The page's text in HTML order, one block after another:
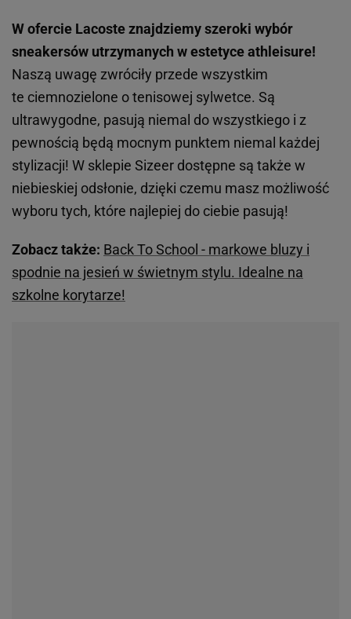
W ofercie Lacoste znajdziemy szeroki wybór
sneakersów utrzymanych w estetyce athleisure!
Naszą uwagę zwróciły przede wszystkim
te ciemnozielone o tenisowej sylwetce. Są
ultrawygodne, pasują niemal do wszystkiego i z
pewnością będą mocnym punktem niemal każdej
stylizacji! W sklepie Sizeer dostępne są także w
niebieskiej odsłonie, dzięki czemu masz możliwość
wyboru tych, które najlepiej do ciebie pasują!
Zobacz także: Back To School - markowe bluzy i
spodnie na jesień w świetnym stylu. Idealne na
szkolne korytarze!